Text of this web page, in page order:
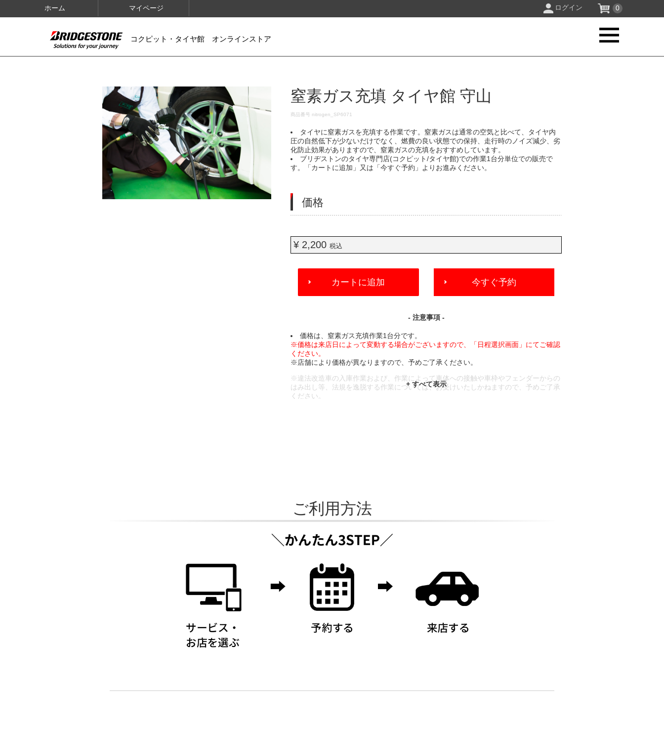
ホーム マイページ ログイン 0
コクピット・タイヤ館 オンラインストア
IMAGES 窒素ガス充填 タイヤ館 守山
DETAILS
商品番号 nitrogen_SP6071
タイヤに窒素ガスを充填する作業です。窒素ガスは通常の空気と比べて、タイヤ内
圧の自然低下が少ないだけでなく、燃費の良い状態での保持、走行時のノイズ減少、劣
化防止効果がありますので、窒素ガスの充填をおすすめしています。
ブリヂストンのタイヤ専門店(コクピット/タイヤ館)での作業1台分単位での販売で
す。「カートに追加」又は「今すぐ予約」よりお進みください。
価格
¥ 2,200税込
ADD
CART
カートに追加 今すぐ予約
- 注意事項 -
価格は、窒素ガス充填作業1台分です。
※価格は来店日によって変動する場合がございますので、「日程選択画面」にてご確認
ください。
※店舗により価格が異なりますので、予めご了承ください。
※違法改造車の入庫作業および、作業によって車体への接触や車枠やフェンダーからの
はみ出し等、法規を逸脱する作業については、お受けいたしかねますので、予めご了承
ください。
ご利用方法